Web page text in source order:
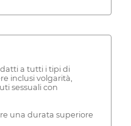
a tutti i tipi di
inclusi volgarità,
sessuali con
una durata superiore